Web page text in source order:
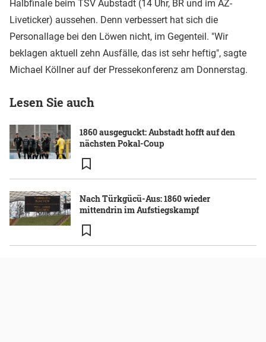
Halbfinale beim TSV Aubstadt (14 Uhr, BR und im AZ-
Liveticker) aussehen. Denn verbessert hat sich die
Personallage bei den Löwen nicht, im Gegenteil. "Wir
beklagen aktuell zehn Ausfälle, das ist sehr heftig", sagte
Michael Köllner auf der Pressekonferenz am Donnerstag.
Lesen Sie auch
1860 ausgeguckt: Aubstadt hofft auf den
nächsten Pokal-Coup
Nach Türkgücü-Aus: 1860 wieder
mittendrin im Aufstiegskampf